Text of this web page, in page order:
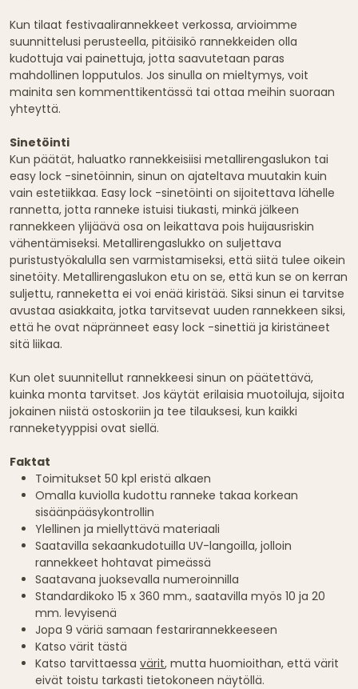
Kun tilaat festivaalirannekkeet verkossa, arvioimme
suunnittelusi perusteella, pitäisikö rannekkeiden olla
kudottuja vai painettuja, jotta saavutetaan paras
mahdollinen lopputulos. Jos sinulla on mieltymys, voit
mainita sen kommenttikentässä tai ottaa meihin suoraan
yhteyttä.
Sinetöinti
Kun päätät, haluatko rannekkeisiisi metallirengaslukon tai
easy lock -sinetöinnin, sinun on ajateltava muutakin kuin
vain estetiikkaa. Easy lock -sinetöinti on sijoitettava lähelle
rannetta, jotta ranneke istuisi tiukasti, minkä jälkeen
rannekkeen ylijäävä osa on leikattava pois huijausriskin
vähentämiseksi. Metallirengaslukko on suljettava
puristustyökalulla sen varmistamiseksi, että siitä tulee oikein
sinetöity. Metallirengaslukon etu on se, että kun se on kerran
suljettu, ranneketta ei voi enää kiristää. Siksi sinun ei tarvitse
avustaa asiakkaita, jotka tarvitsevat uuden rannekkeen siksi,
että he ovat näpränneet easy lock -sinettiä ja kiristäneet
sitä liikaa.
Kun olet suunnitellut rannekkeesi sinun on päätettävä,
kuinka monta tarvitset. Jos käytät erilaisia muotoiluja, sijoita
jokainen niistä ostoskoriin ja tee tilauksesi, kun kaikki
ranneketyyppisi ovat siellä.
Faktat
Toimitukset 50 kpl eristä alkaen
Omalla kuviolla kudottu ranneke takaa korkean
sisäänpääsykontrollin
Ylellinen ja miellyttävä materiaali
Saatavilla sekaankudotuilla UV-langoilla, jolloin
rannekkeet hohtavat pimeässä
Saatavana juoksevalla numeroinnilla
Standardikoko 15 x 360 mm., saatavilla myös 10 ja 20
mm. levyisenä
Jopa 9 väriä samaan festarirannekkeeseen
Katso värit tästä
Katso tarvittaessa värit, mutta huomioithan, että värit
eivät toistu tarkasti tietokoneen näytöllä.